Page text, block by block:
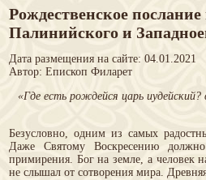
Рождественское
Палинийского и
Дата размещения на сайте: 04.01.2021
Автор: Епископ Филарет
«Где есть рождейся царь иудейский?
Безусловно, одним из самых
Даже Святому Воскресению
примирения. Бог на земле, а человек
не слышал от сотворения мира.